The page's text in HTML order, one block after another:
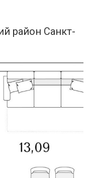
район Санкт-